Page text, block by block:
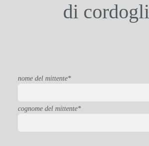
di
nome del mittente*
cognome del mittente*